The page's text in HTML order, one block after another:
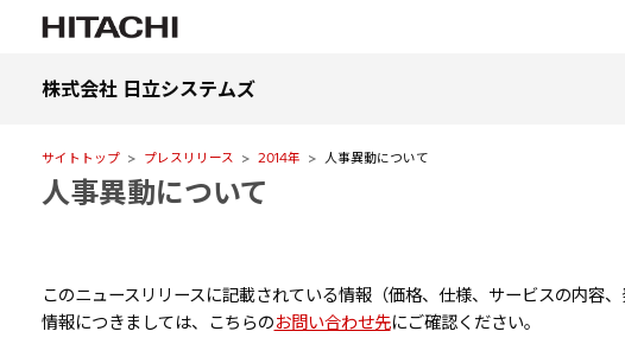
株式会社 日立システムズ
サイトトップ プレスリリース 2014年 人事異動について
人事異動について
このニュースリリースに記載されている情報（価格、仕様、サービスの内容
情報につきましては、こちらのお問い合わせ先にご確認ください。